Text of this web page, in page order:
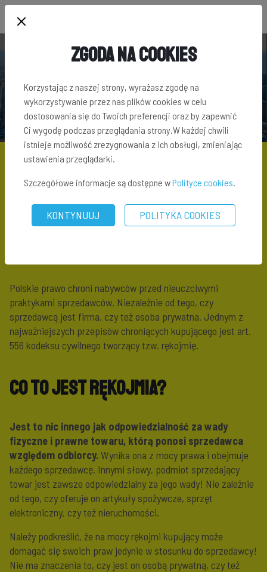
SŁOWNIK TERMINÓW INWESTYCYJNYCH
SŁOWNIK TERMINÓW INWESTYCYJNYCH\ RĘKOJMIA - CO TO JEST
Polskie prawo chroni nabywców przed nieuczciwymi
praktykami sprzedawców. Niezależnie od tego, czy
sprzedawcą jest firma, czy też osoba prywatna. Jednym z
najważniejszych przepisów chroniących kupującego jest art.
556 kodeksu cywilnego tworzący tzw. rękojmię.
Co to jest rękojmia?
Jest to nic innego jak odpowiedzialność za wady
fizyczne i prawne towaru, którą ponosi sprzedawca
względem odbiorcy.Wynika ona z mocy prawa i obejmuje
każdego sprzedawcę. Innymi słowy, podmiot sprzedający
towar jest zawsze odpowiedzialny za jego wady! Nie zależnie
od tego, czy oferuje on artykuły spożywcze, sprzęt
elektroniczny, czy też nieruchomości.
Należy podkreślić, że na mocy rękojmi kupujący może
domagać się swoich praw jedynie w stosunku do sprzedawcy!
Nie ma znaczenia to, czy jest on osobą prywatną, czy też
Zgoda na Cookies
Korzystając z naszej strony, wyrażasz zgodę na
wykorzystywanie przez nas plików cookies w celu
dostosowania się do Twoich preferencji oraz by zapewnić
Ci wygodę podczas przeglądania strony.W każdej chwili
istnieje możliwość zrezygnowania z ich obsługi, zmieniając
ustawienia przeglądarki.
Szczegółowe informacje są dostępne wPolityce cookies.
KONTYNUUJ POLITYKA COOKIES